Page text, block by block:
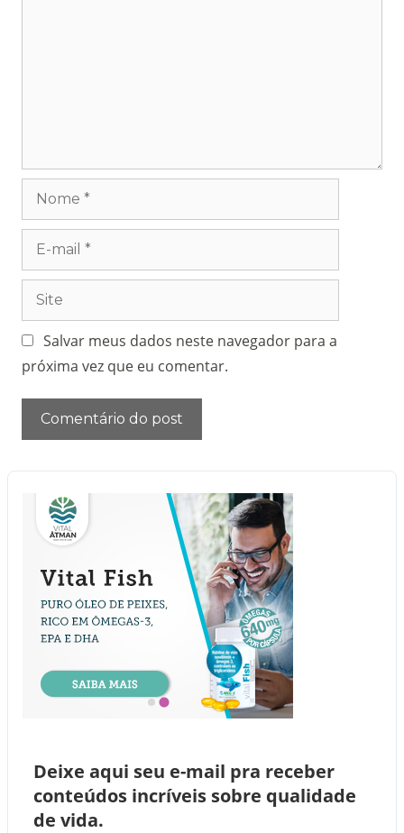
Salvar meus dados neste navegador para a
próxima vez que eu comentar.
Deixe aqui seu e-mail pra receber
conteúdos incríveis sobre qualidade
de vida.